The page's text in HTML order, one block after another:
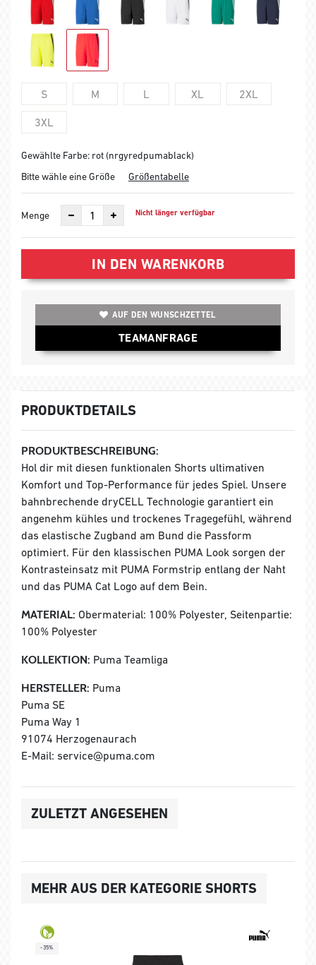
S M L XL 2XL
3XL
Gewählte Farbe: rot (nrgyredpumablack)
Bitte wähle eine Größe
Größentabelle
Menge Nicht länger verfügbar
IN DEN WARENKORB
AUF DEN WUNSCHZETTEL
TEAMANFRAGE
PRODUKTDETAILS
PRODUKTBESCHREIBUNG:
Hol dir mit diesen funktionalen Shorts ultimativen
Komfort und Top-Performance für jedes Spiel. Unsere
bahnbrechende dryCELL Technologie garantiert ein
angenehm kühles und trockenes Tragegefühl, während
das elastische Zugband am Bund die Passform
optimiert. Für den klassischen PUMA Look sorgen der
Kontrasteinsatz mit PUMA Formstrip entlang der Naht
und das PUMA Cat Logo auf dem Bein.
MATERIAL: Obermaterial: 100% Polyester, Seitenpartie:
100% Polyester
KOLLEKTION: Puma Teamliga
HERSTELLER: Puma
Puma SE
Puma Way 1
91074 Herzogenaurach
E-Mail: service@puma.com
ZULETZT ANGESEHEN
MEHR AUS DER KATEGORIE SHORTS
-35%